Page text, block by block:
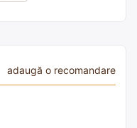
adaugă o recomandare